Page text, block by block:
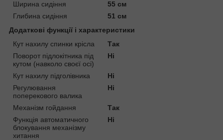
Ширина сидіння
55 см
Глибина сидіння
51 см
Додаткові функції і характеристики
Кут нахилу спинки крісла
Так
Поворот підлокітника під
кутом (навколо своєї осі)
Ні
Кут нахилу підголівника
Ні
Регулювання
поперекового валика
Ні
Механізм гойдання
Так
Функція автоматичного
блокування механізму
хитання
Ні